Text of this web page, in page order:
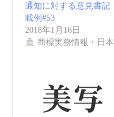
通知に対する意見書記
載例#53
2018年1月16日
商標実務情報・日本